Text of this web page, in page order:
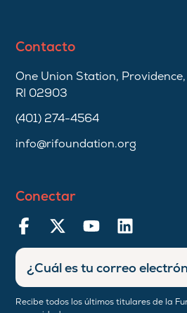
Contacto
One Union Station, Providence,
RI 02903
(401) 274-4564
info@rifoundation.org
Conectar
Recibe todos los últimos titulares de la
Ingresar
dirección
de
correo